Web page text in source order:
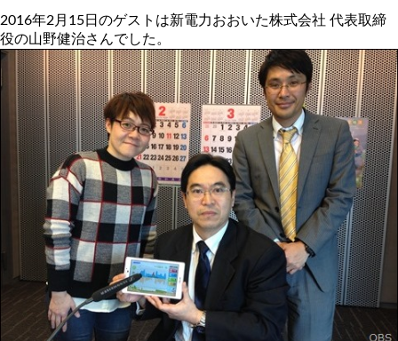
2016年2月15日のゲストは新電力おおいた株式会社 代表取締
役の山野健治さんでした。